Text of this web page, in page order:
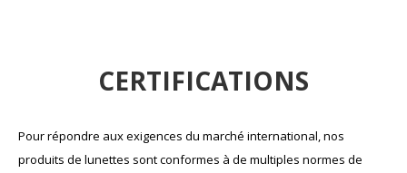
CERTIFICATIONS
Pour répondre aux exigences du marché international, nos
produits de lunettes sont conformes à de multiples normes de